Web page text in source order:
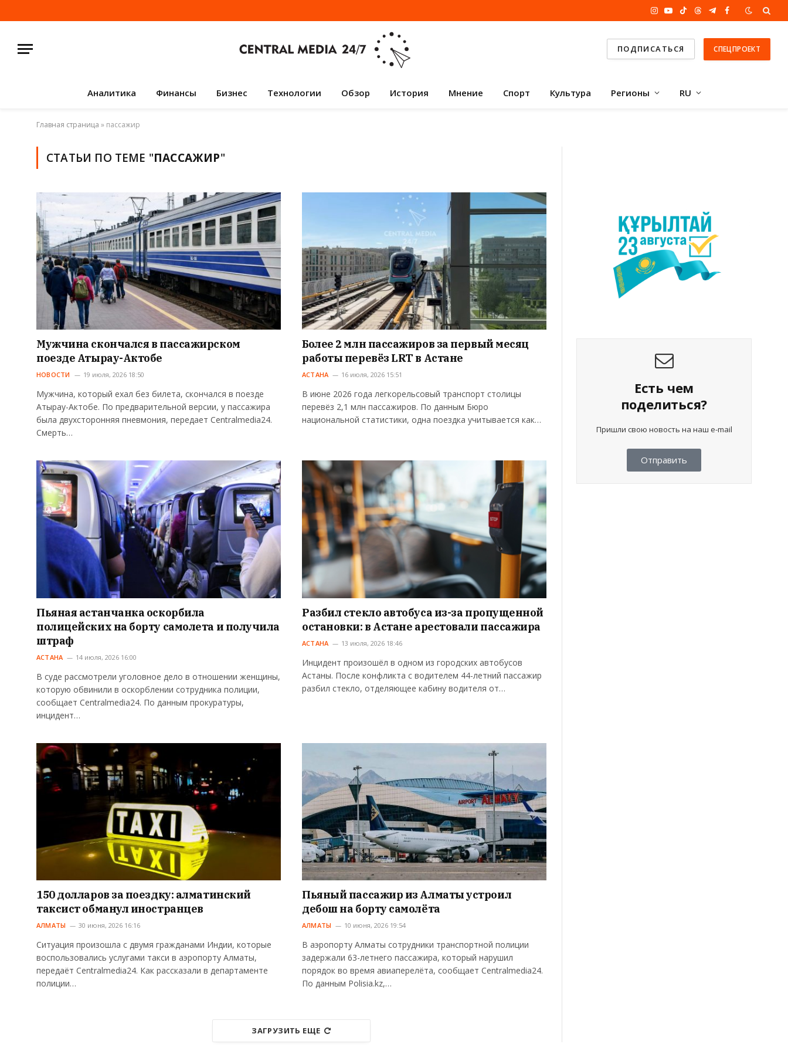
Instagram
YouTube
TikTokThreadsTelegram
Facebook
ПОДПИСАТЬСЯ СПЕЦПРОЕКТ
Аналитика Финансы Бизнес Технологии Обзор История Мнение Спорт Культура Регионы RU
Главная страница » пассажир
СТАТЬИ ПО ТЕМЕ "ПАССАЖИР"
Мужчина скончался в пассажирском
поезде Атырау-Актобе
НОВОСТИ 19 июля, 2026 18:50
Мужчина, который ехал без билета, скончался в поезде
Атырау-Актобе. По предварительной версии, у пассажира
была двухсторонняя пневмония, передает Centralmedia24.
Смерть…
Более 2 млн пассажиров за первый месяц
работы перевёз LRT в Астане
АСТАНА 16 июля, 2026 15:51
В июне 2026 года легкорельсовый транспорт столицы
перевёз 2,1 млн пассажиров. По данным Бюро
национальной статистики, одна поездка учитывается как…
Пьяная астанчанка оскорбила
полицейских на борту самолета и получила
штраф
АСТАНА 14 июля, 2026 16:00
В суде рассмотрели уголовное дело в отношении женщины,
которую обвинили в оскорблении сотрудника полиции,
сообщает Centralmedia24. По данным прокуратуры,
инцидент…
Разбил стекло автобуса из-за пропущенной
остановки: в Астане арестовали пассажира
АСТАНА 13 июля, 2026 18:46
Инцидент произошёл в одном из городских автобусов
Астаны. После конфликта с водителем 44-летний пассажир
разбил стекло, отделяющее кабину водителя от…
150 долларов за поездку: алматинский
таксист обманул иностранцев
АЛМАТЫ 30 июня, 2026 16:16
Ситуация произошла с двумя гражданами Индии, которые
воспользовались услугами такси в аэропорту Алматы,
передаёт Centralmedia24. Как рассказали в департаменте
полиции…
Пьяный пассажир из Алматы устроил
дебош на борту самолёта
АЛМАТЫ 10 июня, 2026 19:54
В аэропорту Алматы сотрудники транспортной полиции
задержали 63-летнего пассажира, который нарушил
порядок во время авиаперелёта, сообщает Centralmedia24.
По данным Polisia.kz,…
ЗАГРУЗИТЬ ЕЩЕ
Есть чем
поделиться?
Пришли свою новость на наш e-mail
Отправить